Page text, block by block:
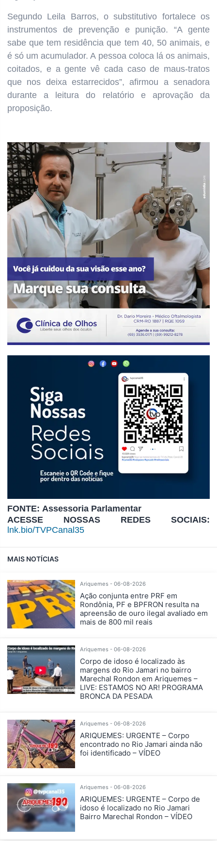
Segundo Leila Barros, o substitutivo fortalece os
instrumentos de prevenção e punição. “A gente
sabe que tem residência que tem 40, 50 animais, e
é só um acumulador. A pessoa coloca lá os animais,
coitados, e a gente vê cada caso de maus-tratos
que nos deixa estarrecidos”, afirmou a senadora
durante a leitura do relatório e aprovação da
proposição.
FONTE: Assessoria Parlamentar
ACESSE NOSSAS REDES SOCIAIS:
lnk.bio/TVPCanal35
MAIS NOTÍCIAS
Ariquemes - 06-08-2026
Ação conjunta entre PRF em
Rondônia, PF e BPFRON resulta na
apreensão de ouro ilegal avaliado em
mais de 800 mil reais
Ariquemes - 06-08-2026
Corpo de idoso é localizado às
margens do Rio Jamari no bairro
Marechal Rondon em Ariquemes –
LIVE: ESTAMOS NO AR! PROGRAMA
BRONCA DA PESADA
Ariquemes - 06-08-2026
ARIQUEMES: URGENTE – Corpo
encontrado no Rio Jamari ainda não
foi identificado – VÍDEO
Ariquemes - 06-08-2026
ARIQUEMES: URGENTE – Corpo de
idoso é localizado no Rio Jamari
Bairro Marechal Rondon – VÍDEO